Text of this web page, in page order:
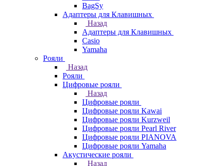
BagSy
Адаптеры для Клавишных
Назад
Адаптеры для Клавишных
Casio
Yamaha
Рояли
Назад
Рояли
Цифровые рояли
Назад
Цифровые рояли
Цифровые рояли Kawai
Цифровые рояли Kurzweil
Цифровые рояли Pearl River
Цифровые рояли PIANOVA
Цифровые рояли Yamaha
Акустические рояли
Назад